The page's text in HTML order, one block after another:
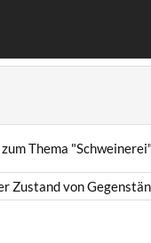
Thema
Zustand von